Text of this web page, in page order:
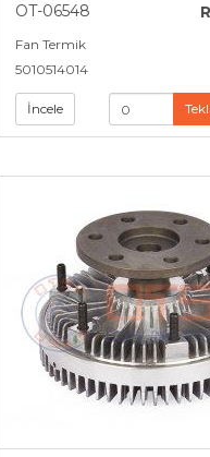
OT-06548
Fan Termik
5010514014
İncele